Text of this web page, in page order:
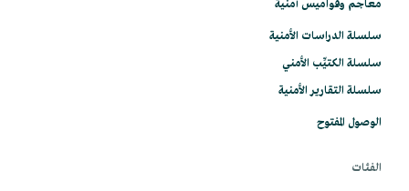
معاجم وقواميس أمنية
سلسلة الدراسات الأمنية
سلسلة الكتيِّب الأمني
سلسلة التقارير الأمنية
الوصول المفتوح
الفئات